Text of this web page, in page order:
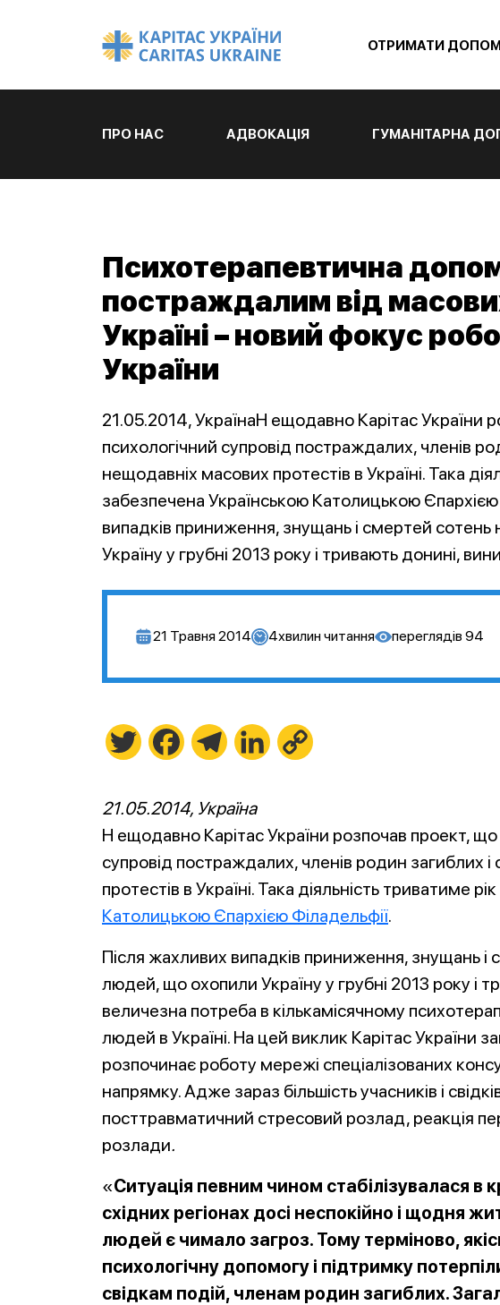
ОТРИМАТИ
ПРО НАС АДВОКАЦІЯ ГУМАНІТАРНА
Психотерапевтична
постраждалим від
Україні – новий фокус
України
21.05.2014, УкраїнаН ещодавно Карітас України
психологічний супровід постраждалих, членів
нещодавніх масових протестів в Україні. Така
забезпечена Українською Католицькою
випадків приниження, знущань і смертей
Україну у грубні 2013 року і тривають донині,
21 Травня 2014 4хвилин читання переглядів 94
Twitter FacebookTelegramLinkedIn
21.05.2014, Україна
Н ещодавно Карітас України розпочав проект,
супровід постраждалих, членів родин загиблих і
протестів в Україні. Така діяльність триватиме
Католицькою Єпархією Філадельфії.
Після жахливих випадків приниження, знущань і
людей, що охопили Україну у грубні 2013 року і
величезна потреба в кількамісячному
людей в Україні. На цей виклик Карітас України
розпочинає роботу мережі спеціалізованих
напрямку. Адже зараз більшість учасників і
посттравматичний стресовий розлад, реакція
розлади.
«Ситуація певним чином стабілізувалася в
східних регіонах досі неспокійно і щодня
людей є чимало загроз. Тому терміново,
психологічну допомогу і підтримку
свідкам подій, членам родин загиблих.